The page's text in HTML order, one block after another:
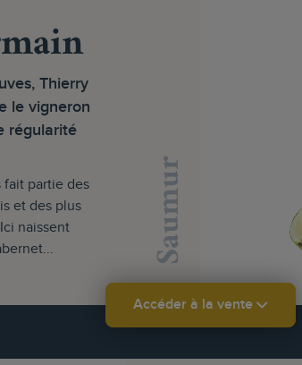
Saumur
Thierry
le vigneron
régularité
fait partie des
et des plus
naissent
Accéder à la vente